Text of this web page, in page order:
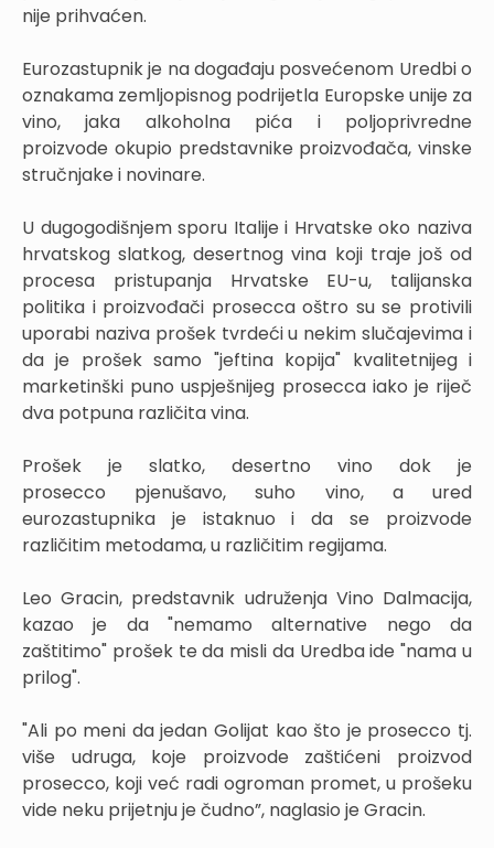
nije prihvaćen.
Eurozastupnik je na događaju posvećenom Uredbi o
oznakama zemljopisnog podrijetla Europske unije za
vino, jaka alkoholna pića i poljoprivredne
proizvode okupio predstavnike proizvođača, vinske
stručnjake i novinare.
U dugogodišnjem sporu Italije i Hrvatske oko naziva
hrvatskog slatkog, desertnog vina koji traje još od
procesa pristupanja Hrvatske EU-u, talijanska
politika i proizvođači prosecca oštro su se protivili
uporabi naziva prošek tvrdeći u nekim slučajevima i
da je prošek samo "jeftina kopija" kvalitetnijeg i
marketinški puno uspješnijeg prosecca iako je riječ
dva potpuna različita vina.
Prošek je slatko, desertno vino dok je
prosecco pjenušavo, suho vino, a ured
eurozastupnika je istaknuo i da se proizvode
različitim metodama, u različitim regijama.
Leo Gracin, predstavnik udruženja Vino Dalmacija,
kazao je da "nemamo alternative nego da
zaštitimo" prošek te da misli da Uredba ide "nama u
prilog".
"Ali po meni da jedan Golijat kao što je prosecco tj.
više udruga, koje proizvode zaštićeni proizvod
prosecco, koji već radi ogroman promet, u prošeku
vide neku prijetnju je čudno”, naglasio je Gracin.